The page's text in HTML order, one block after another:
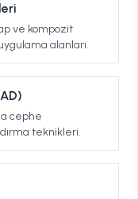
ve kompozit
alanları.
cephe
teknikleri.